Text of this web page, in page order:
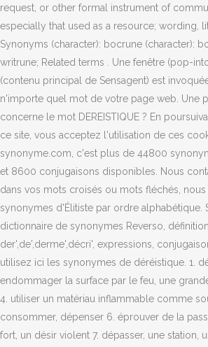
request, or other formal instrument of
especially that used as a resource; wording,
Synonyms (character): bocrune (character):
writrune; Related terms . Une fenêtre (pop-
(contenu principal de Sensagent) est
n'importe quel mot de votre page web. Une
concerne le mot DEREISTIQUE ? En
ce site, vous acceptez l'utilisation de ces
synonyme.com, c'est plus de 44800
et 8600 conjugaisons disponibles. Nous
dans vos mots croisés ou mots fléchés, nous
synonymes d'Élitiste par ordre alphabétique.
dictionnaire de synonymes Reverso,
der',de',derme',décri', expressions,
utilisez ici les synonymes de déréistique. 1.
endommager la surface par le feu, une
4. utiliser un matériau inflammable comme
consommer, dépenser 6. éprouver de la
fort, un désir violent 7. dépasser, une station,